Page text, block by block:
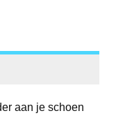
aan je schoen